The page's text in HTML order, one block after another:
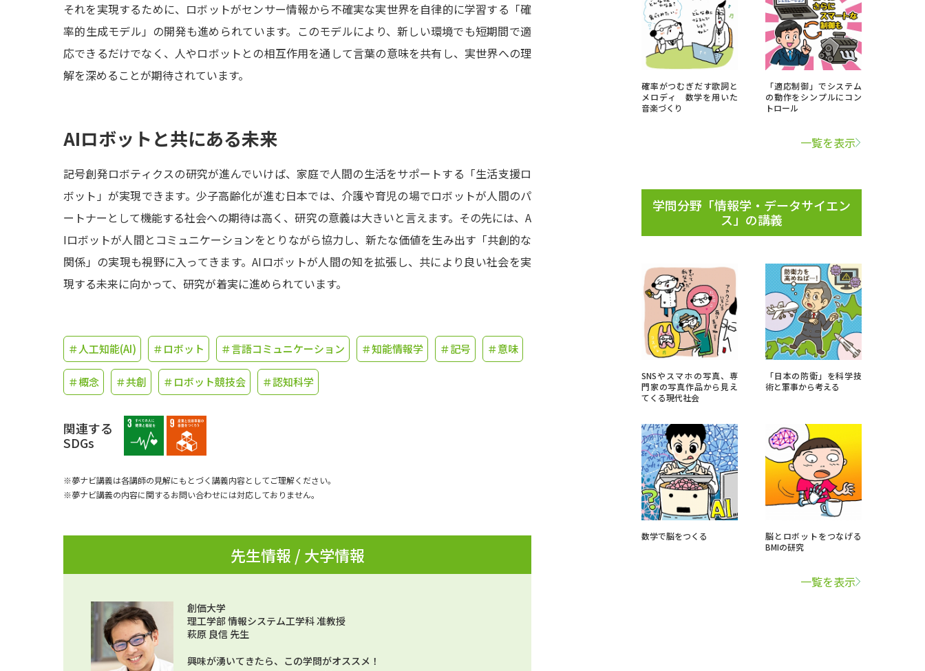
志望校・出願校を調べる
併願校選び 受験スケジュールを立てよう
先輩が入学を決めた理由
新生活お役立ちガイド
大学で学びたい学問発見
学問のミニ講義「夢ナビ講義」 学問の教科書 夢ナビライブ
このサイトについて
資料の料金の お支払いについて 受付内容・発送状況の確認 テレメール
お支払いサイト
お問合せ先 テレメール進学カタログ
訂正のご案内
それを実現するために、ロボットがセンサー情報から不確実な実世界を自律的に学習する「確
率的生成モデル」の開発も進められています。このモデルにより、新しい環境でも短期間で適
応できるだけでなく、人やロボットとの相互作用を通して言葉の意味を共有し、実世界への理
解を深めることが期待されています。
AIロボットと共にある未来
記号創発ロボティクスの研究が進んでいけば、家庭で人間の生活をサポートする「生活支援ロ
ボット」が実現できます。少子高齢化が進む日本では、介護や育児の場でロボットが人間のパ
ートナーとして機能する社会への期待は高く、研究の意義は大きいと言えます。その先には、A
Iロボットが人間とコミュニケーションをとりながら協力し、新たな価値を生み出す「共創的な
関係」の実現も視野に入ってきます。AIロボットが人間の知を拡張し、共により良い社会を実
現する未来に向かって、研究が着実に進められています。
＃人工知能(AI) ＃ロボット ＃言語コミュニケーション ＃知能情報学 ＃記号 ＃意味
＃概念 ＃共創 ＃ロボット競技会 ＃認知科学
関連する
SDGs
※夢ナビ講義は各講師の見解にもとづく講義内容としてご理解ください。
※夢ナビ講義の内容に関するお問い合わせには対応しておりません。
先生情報 / 大学情報
創価大学
理工学部 情報システム工学科 准教授
萩原 良信 先生
興味が湧いてきたら、この学問がオススメ！
確率がつむぎだす歌詞と
メロディ 数学を用いた
音楽づくり
「適応制御」でシステム
の動作をシンプルにコン
トロール
一覧を表示
学問分野「情報学・データサイエン
ス」の講義
SNSやスマホの写真、専
門家の写真作品から見え
てくる現代社会
「日本の防衛」を科学技
術と軍事から考える
数学で脳をつくる
脳とロボットをつなげる
BMIの研究
一覧を表示